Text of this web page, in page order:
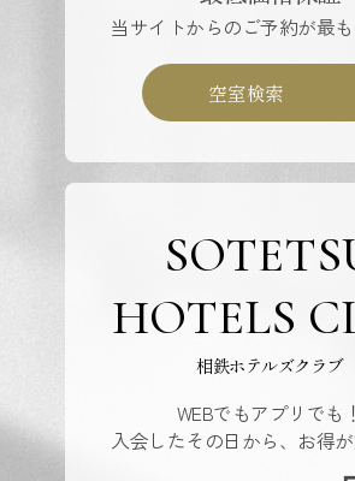
当サイトからのご予約が最
空室検索
HOTELS
相鉄ホテルズクラブ
WEBでもアプリでも！
入会したその日から、お得が